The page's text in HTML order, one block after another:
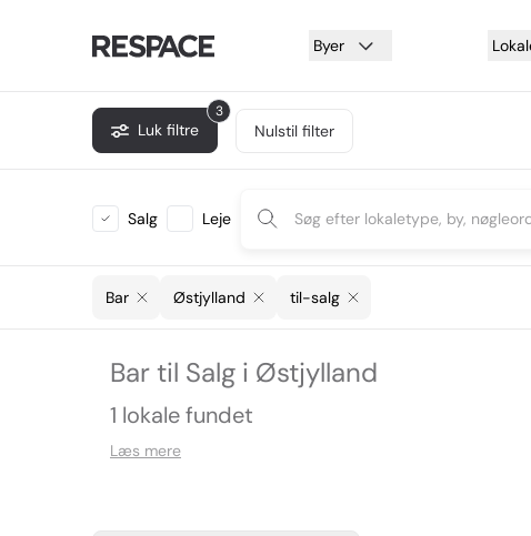
Byer
3
Luk filtre Nulstil filter
Salg Leje
Bar Østjylland til-salg
Bar til Salg i Østjylland
1 lokale fundet
Læs mere